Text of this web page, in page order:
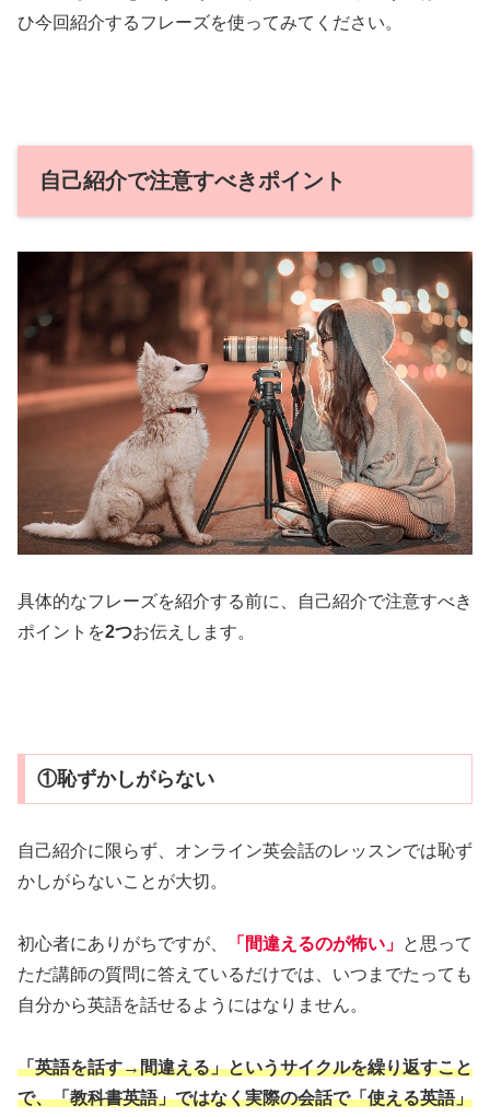
ひ今回紹介するフレーズを使ってみてください。
自己紹介で注意すべきポイント
具体的なフレーズを紹介する前に、自己紹介で注意すべき
ポイントを2つお伝えします。
①恥ずかしがらない
自己紹介に限らず、オンライン英会話のレッスンでは恥ず
かしがらないことが大切。
初心者にありがちですが、 「間違えるのが怖い」 と思って
ただ講師の質問に答えているだけでは、いつまでたっても
自分から英語を話せるようにはなりません。
「英語を話す→間違える」というサイクルを繰り返すこと
で、「教科書英語」ではなく実際の会話で「使える英語」